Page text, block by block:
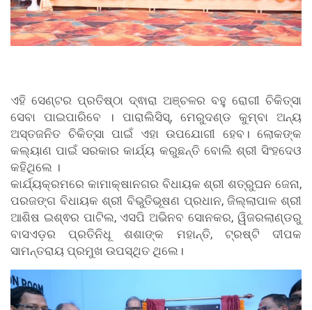
ଏହି ସେଣ୍ଟର ପ୍ରତିଷ୍ଠା ଦ୍ଵାରା ଅଞ୍ଚଳର ବହୁ ରୋଗୀ ଚିକିତ୍ସା
ସେବା ପାଇପାରିବେ । ପାରାଲିସିସ୍, ମେରୁଦଣ୍ଡ କୁମ୍ବା ଅନ୍ୟ
ଅସ୍ତଜନିତ ଚିକିତ୍ସା ପାଇଁ ଏହା ଉପଯୋଗୀ ହେବ। ଲୋକଙ୍କ
କଲ୍ୟାଣ ପାଇଁ ସରକାର କାର୍ଯ୍ୟ କରୁଛନ୍ତି ବୋଲି ଶ୍ରୀ ସିଂହଦେଓ
କହିଥିଲେ ।
କାର୍ଯ୍ୟକ୍ରମରେ କାମାକ୍ଷାନଗର ବିଧାୟକ ଶ୍ରୀ ଶତ୍ରୁଘନ ଜେନା,
ପରଜଙ୍ଗ ବିଧାୟକ ଶ୍ରୀ ବିଭୁତିଭୂଷଣ ପ୍ରଧାନ, ଜିଲ୍ଲାପାଳ ଶ୍ରୀ
ଆଶିଷ ଇଶ୍ଵର ପାଟିଲ, ଏସପି ଅଭିନବ ସୋନକର, ୱିଜରଲାଣ୍ଡରୁ
ବାସଏଡ଼ର ପ୍ରତିନିଧୂ ଶଶାଙ୍କ ମହାନ୍ତି, ଟ୍ରଷ୍ଟି ଦୀପକ
ସାମନ୍ତରାୟ ପ୍ରମୁଖ ଉପସ୍ଥିତ ଥିଲେ।